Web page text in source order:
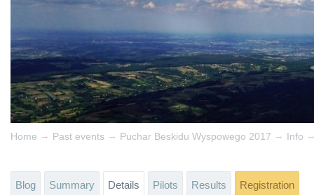
Home → Past events → Puchar Beskidu Wyspowego 2017 → Info
Blog Summary Details Pilots Results Registration